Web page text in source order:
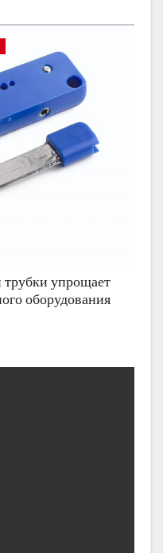
трубки упрощает
оборудования